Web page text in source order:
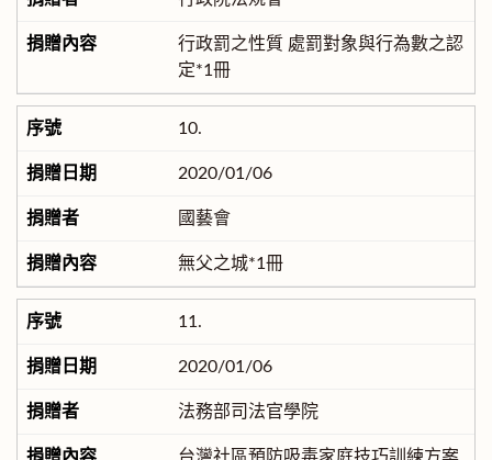
行政罰之性質 處罰對象與行為數之認
定*1冊
10.
2020/01/06
國藝會
無父之城*1冊
11.
2020/01/06
法務部司法官學院